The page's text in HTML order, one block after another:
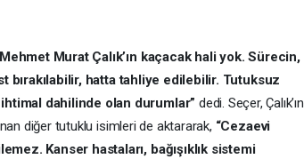
Murat Çalık’ın kaçacak hali yok. Sürecin,
bırakılabilir, hatta tahliye edilebilir. Tutuksuz
dahilinde olan durumlar” dedi. Seçer, Çalık’ın
diğer tutuklu isimleri de aktararak, “Cezaevi
Kanser hastaları, bağışıklık sistemi